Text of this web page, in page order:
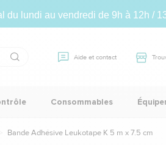
du lundi au vendredi de 9h à 12h /
Aide et contact
Consommables
Bande Adhésive Leukotape K 5 m x 7.5 cm